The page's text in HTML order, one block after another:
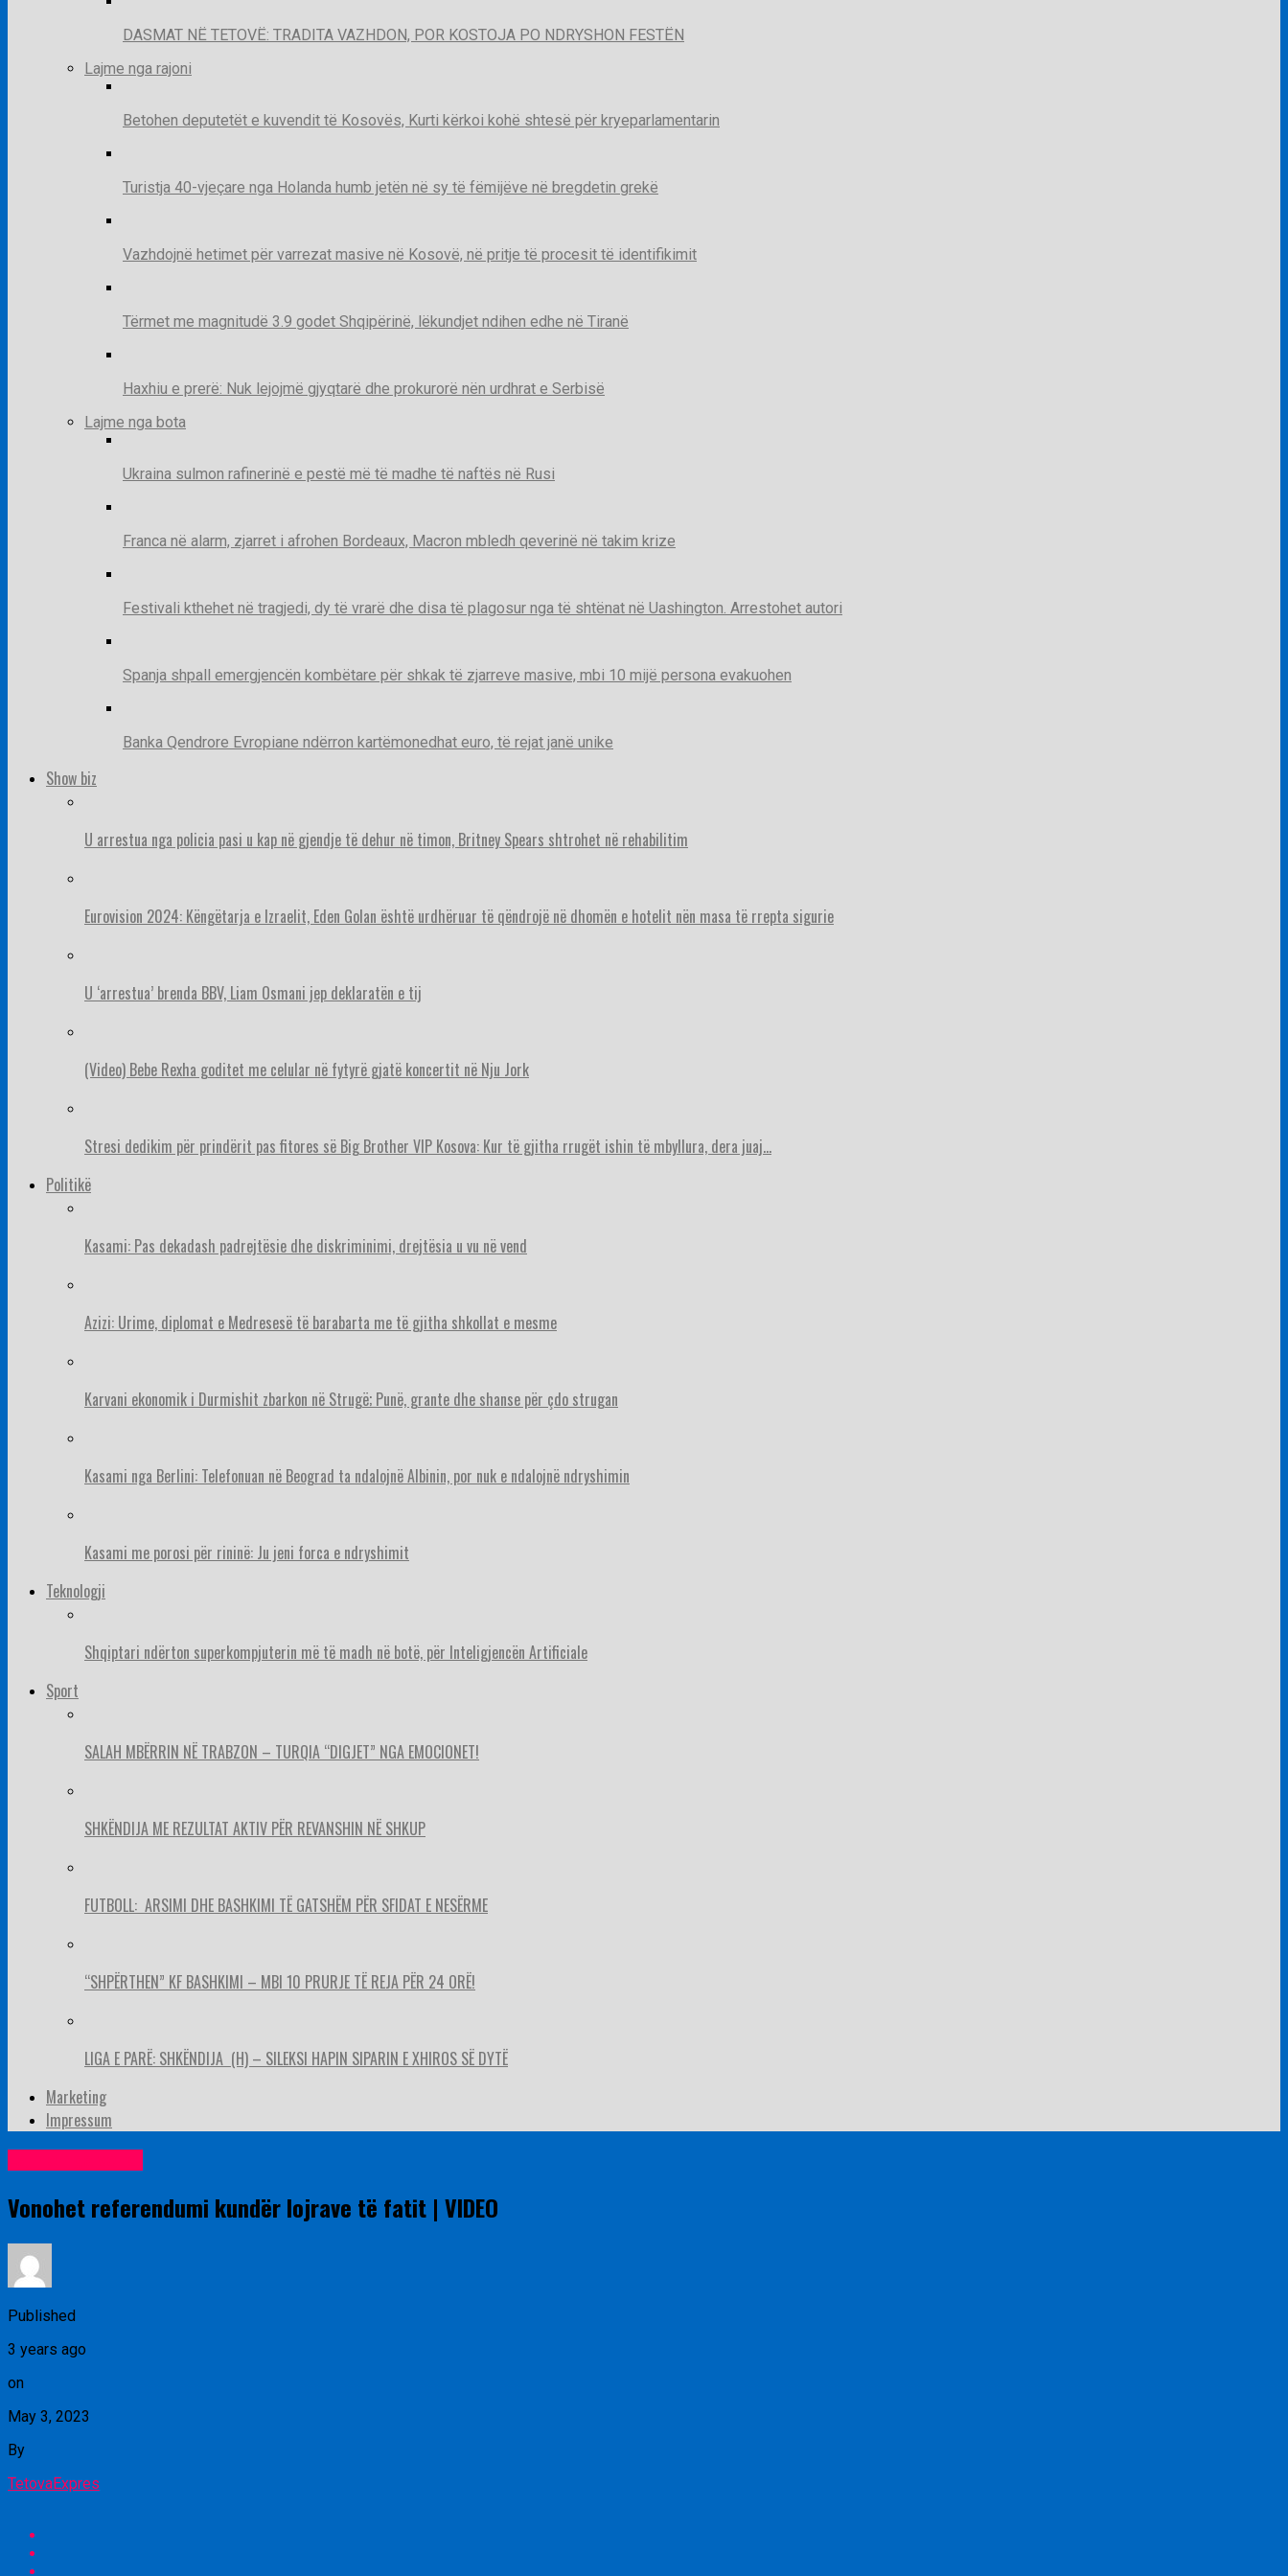
DASMAT NË TETOVË: TRADITA VAZHDON, POR KOSTOJA PO NDRYSHON FESTËN
Lajme nga rajoni
Betohen deputetët e kuvendit të Kosovës, Kurti kërkoi kohë shtesë për kryeparlamentarin
Turistja 40-vjeçare nga Holanda humb jetën në sy të fëmijëve në bregdetin grekë
Vazhdojnë hetimet për varrezat masive në Kosovë, në pritje të procesit të identifikimit
Tërmet me magnitudë 3.9 godet Shqipërinë, lëkundjet ndihen edhe në Tiranë
Haxhiu e prerë: Nuk lejojmë gjyqtarë dhe prokurorë nën urdhrat e Serbisë
Lajme nga bota
Ukraina sulmon rafinerinë e pestë më të madhe të naftës në Rusi
Franca në alarm, zjarret i afrohen Bordeaux, Macron mbledh qeverinë në takim krize
Festivali kthehet në tragjedi, dy të vrarë dhe disa të plagosur nga të shtënat në Uashington. Arrestohet autori
Spanja shpall emergjencën kombëtare për shkak të zjarreve masive, mbi 10 mijë persona evakuohen
Banka Qendrore Evropiane ndërron kartëmonedhat euro, të rejat janë unike
Show biz
U arrestua nga policia pasi u kap në gjendje të dehur në timon, Britney Spears shtrohet në rehabilitim
Eurovision 2024: Këngëtarja e Izraelit, Eden Golan është urdhëruar të qëndrojë në dhomën e hotelit nën masa të rrepta sigurie
U ‘arrestua’ brenda BBV, Liam Osmani jep deklaratën e tij
(Video) Bebe Rexha goditet me celular në fytyrë gjatë koncertit në Nju Jork
Stresi dedikim për prindërit pas fitores së Big Brother VIP Kosova: Kur të gjitha rrugët ishin të mbyllura, dera juaj…
Politikë
Kasami: Pas dekadash padrejtësie dhe diskriminimi, drejtësia u vu në vend
Azizi: Urime, diplomat e Medresesë të barabarta me të gjitha shkollat e mesme
Karvani ekonomik i Durmishit zbarkon në Strugë; Punë, grante dhe shanse për çdo strugan
Kasami nga Berlini: Telefonuan në Beograd ta ndalojnë Albinin, por nuk e ndalojnë ndryshimin
Kasami me porosi për rininë: Ju jeni forca e ndryshimit
Teknologji
Shqiptari ndërton superkompjuterin më të madh në botë, për Inteligjencën Artificiale
Sport
SALAH MBËRRIN NË TRABZON – TURQIA “DIGJET” NGA EMOCIONET!
SHKËNDIJA ME REZULTAT AKTIV PËR REVANSHIN NË SHKUP
FUTBOLL: ARSIMI DHE BASHKIMI TË GATSHËM PËR SFIDAT E NESËRME
“SHPËRTHEN” KF BASHKIMI – MBI 10 PRURJE TË REJA PËR 24 ORË!
LIGA E PARË: SHKËNDIJA (H) – SILEKSI HAPIN SIPARIN E XHIROS SË DYTË
Marketing
Impressum
Vonohet referendumi kundër lojrave të fatit | VIDEO
Published
3 years ago
on
May 3, 2023
By
TetovaExpres